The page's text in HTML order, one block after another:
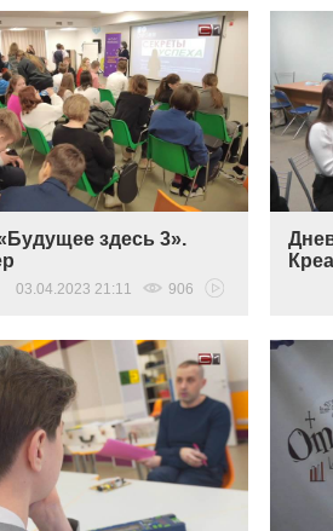
здесь 3».
03.04.2023 21:11 906